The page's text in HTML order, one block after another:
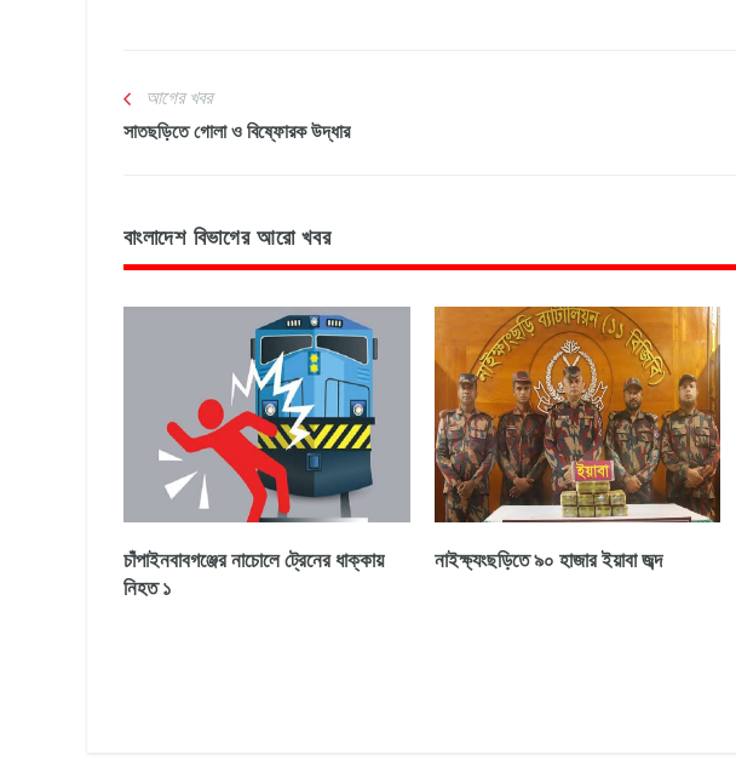
আগের খবর
সাতছড়িতে গোলা ও বিষ্ফোরক উদ্ধার
বাংলাদেশ বিভাগের আরো খবর
চাঁপাইনবাবগঞ্জের নাচোলে ট্রেনের ধাক্কায়
নিহত ১
নাইক্ষ্যংছড়িতে ৯০ হাজার ইয়াবা জব্দ